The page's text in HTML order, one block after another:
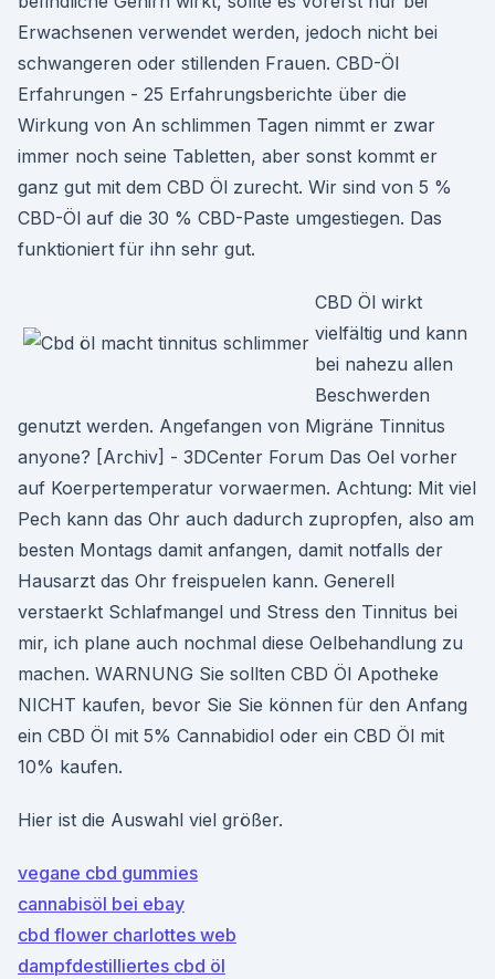
Erwachsenen verwendet werden, jedoch nicht bei
schwangeren oder stillenden Frauen. CBD-Öl
Erfahrungen - 25 Erfahrungsberichte über die
Wirkung von An schlimmen Tagen nimmt er zwar
immer noch seine Tabletten, aber sonst kommt er
ganz gut mit dem CBD Öl zurecht. Wir sind von 5 %
CBD-Öl auf die 30 % CBD-Paste umgestiegen. Das
funktioniert für ihn sehr gut.
CBD Öl wirkt
vielfältig und kann
bei nahezu allen
Beschwerden
genutzt werden. Angefangen von Migräne Tinnitus
anyone? [Archiv] - 3DCenter Forum Das Oel vorher
auf Koerpertemperatur vorwaermen. Achtung: Mit viel
Pech kann das Ohr auch dadurch zupropfen, also am
besten Montags damit anfangen, damit notfalls der
Hausarzt das Ohr freispuelen kann. Generell
verstaerkt Schlafmangel und Stress den Tinnitus bei
mir, ich plane auch nochmal diese Oelbehandlung zu
machen. WARNUNG Sie sollten CBD Öl Apotheke
NICHT kaufen, bevor Sie Sie können für den Anfang
ein CBD Öl mit 5% Cannabidiol oder ein CBD Öl mit
10% kaufen.
Hier ist die Auswahl viel größer.
vegane cbd gummies
cannabisöl bei ebay
cbd flower charlottes web
dampfdestilliertes cbd öl